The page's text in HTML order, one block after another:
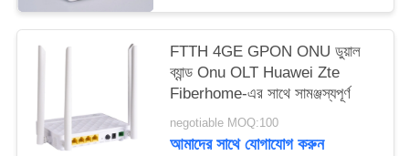
FTTH 4GE GPON ONU ডুয়াল
ব্যান্ড Onu OLT Huawei Zte
Fiberhome-এর সাথে সামঞ্জস্যপূর্ণ
negotiable MOQ:100
আমাদের সাথে যোগাযোগ করুন